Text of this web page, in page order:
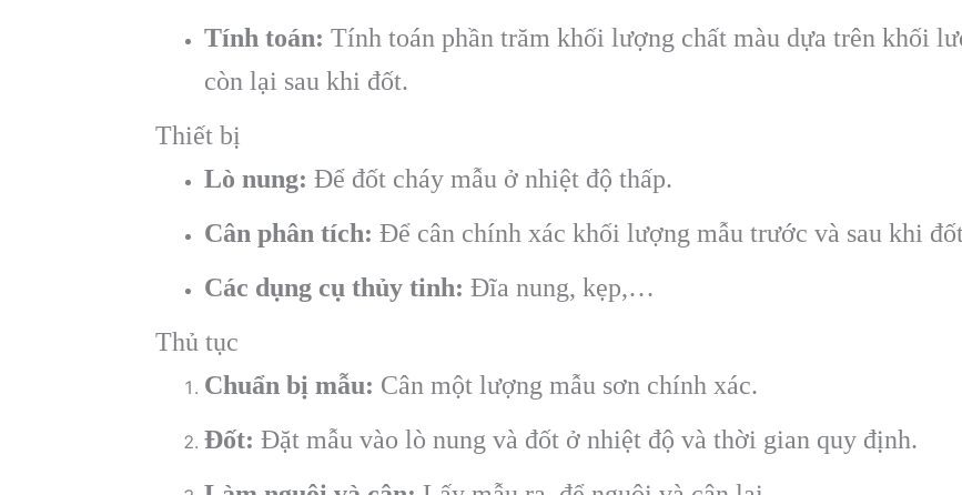
Tính toán: Tính toán phần trăm khối lượng chất màu dựa trên khối
còn lại sau khi đốt.
Thiết bị
Lò nung: Để đốt cháy mẫu ở nhiệt độ thấp.
Cân phân tích: Để cân chính xác khối lượng mẫu trước và sau khi
Các dụng cụ thủy tinh: Đĩa nung, kẹp,…
Thủ tục
Chuẩn bị mẫu: Cân một lượng mẫu sơn chính xác.
Đốt: Đặt mẫu vào lò nung và đốt ở nhiệt độ và thời gian quy định.